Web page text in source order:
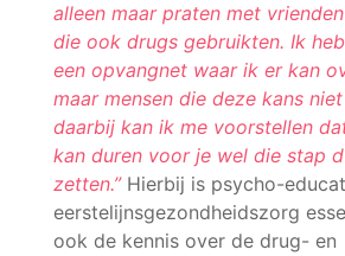
alleen maar praten met
die ook drugs gebruikten. Ik
een opvangnet waar ik er kan
maar mensen die deze kans
daarbij kan ik me voorstellen
kan duren voor je wel die stap
zetten.”Hierbij is psycho-
eerstelijnsgezondheidszorg
ook de kennis over de drug- en